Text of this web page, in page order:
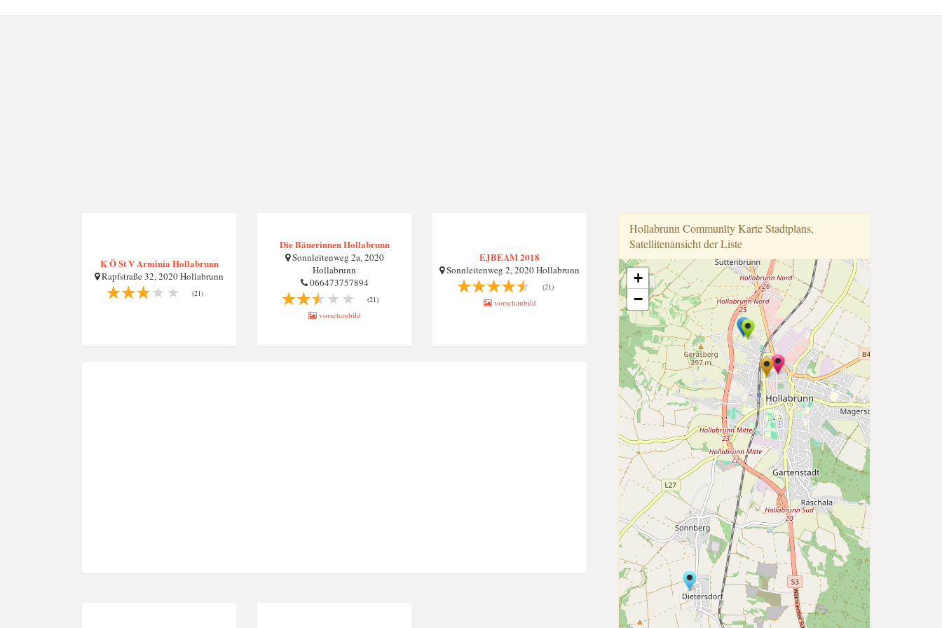
K Ö St V Arminia Hollabrunn
Rapfstraße 32, 2020 Hollabrunn
(21)
Die Bäuerinnen Hollabrunn
Sonnleitenweg 2a, 2020
Hollabrunn
066473757894
(21)
vorschaubild
EJBEAM 2018
Sonnleitenweg 2, 2020 Hollabrunn
(21)
vorschaubild
Hollabrunn Communi̇ty Karte Stadtplans,
Satellitenansicht der Liste
+
−